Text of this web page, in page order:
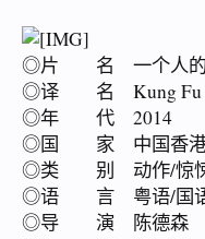
◎片 名 一个人的
◎译 名 Kung Fu
◎年 代 2014
◎国 家 中国香
◎类 别 动作/惊
◎语 言 粤语/国
◎导 演 陈德森